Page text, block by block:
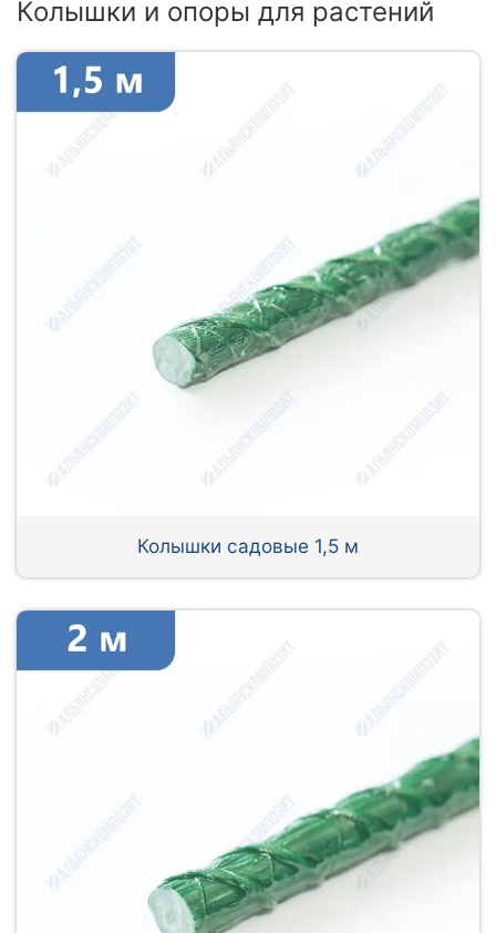
Колышки и опоры для растений
Колышки садовые 1,5 м